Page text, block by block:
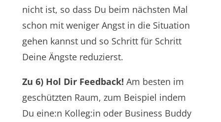
nicht ist, so dass Du beim nächsten Mal
schon mit weniger Angst in die Situation
gehen kannst und so Schritt für Schritt
Deine Ängste reduzierst.
Zu 6) Hol Dir Feedback! Am besten im
geschützten Raum, zum Beispiel indem
Du eine:n Kolleg:in oder Business Buddy